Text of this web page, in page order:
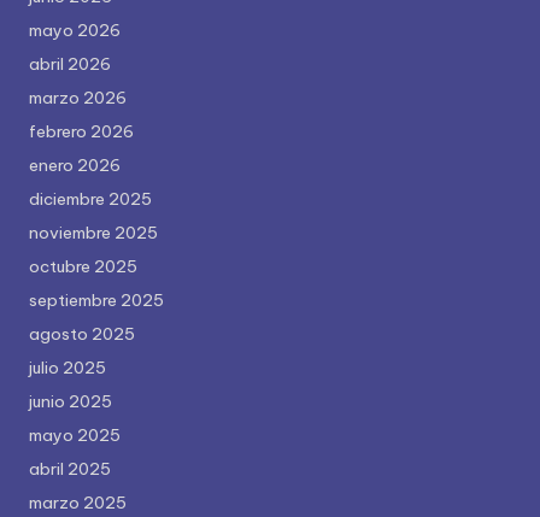
mayo 2026
abril 2026
marzo 2026
febrero 2026
enero 2026
diciembre 2025
noviembre 2025
octubre 2025
septiembre 2025
agosto 2025
julio 2025
junio 2025
mayo 2025
abril 2025
marzo 2025